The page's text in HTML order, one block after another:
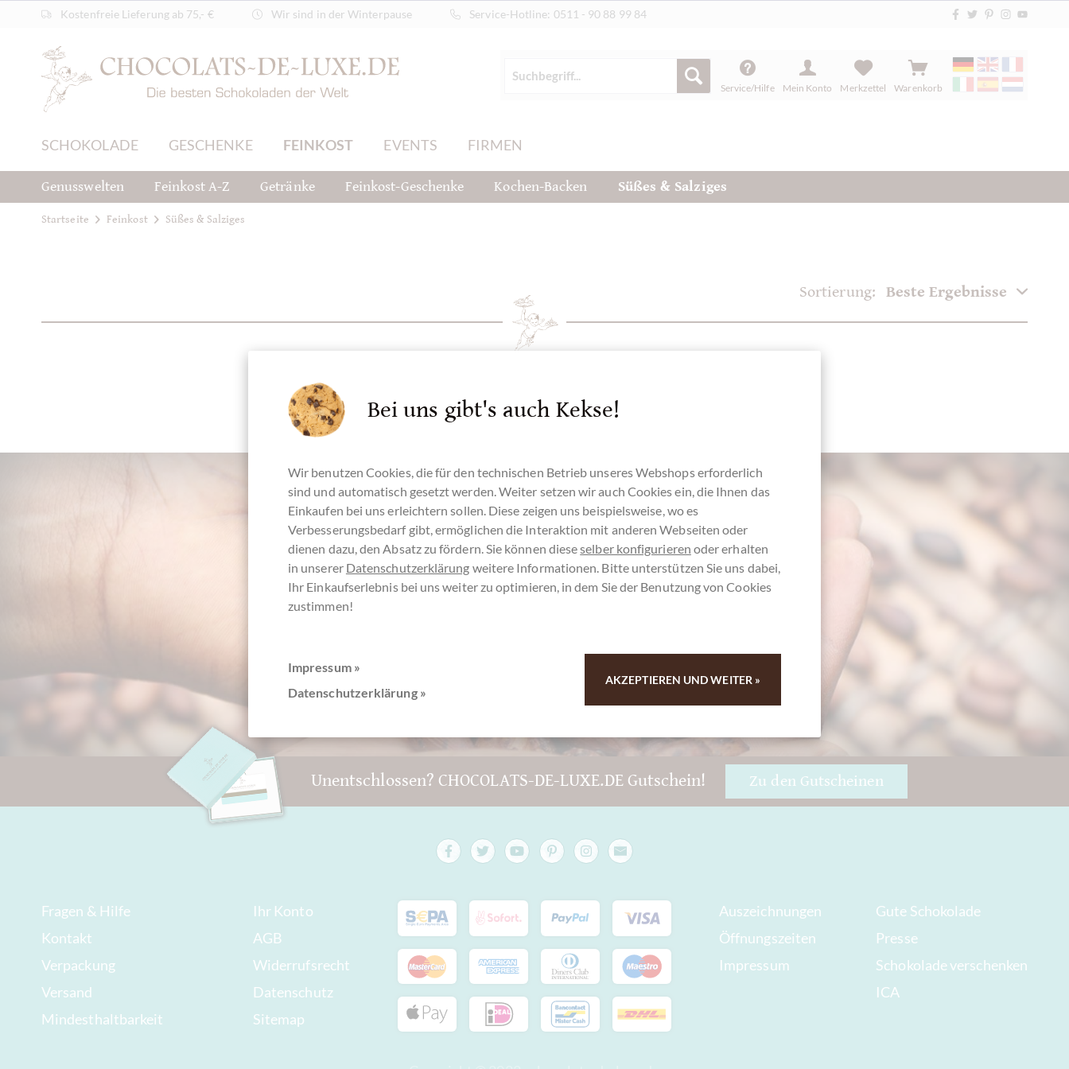
Kostenfreie Lieferung ab 75,- € Wir sind in der Winterpause Service-Hotline: 0511 - 90 88 99 84
Service/Hilfe Mein Konto Merkzettel Warenkorb
SCHOKOLADE GESCHENKE FEINKOST EVENTS FIRMEN
Genusswelten Feinkost A-Z Getränke Feinkost-Geschenke Kochen-Backen Süßes & Salziges
Startseite Feinkost Süßes & Salziges
Sortierung:
Kundenservice
0511 - 90 88 99 84
Unentschlossen? CHOCOLATS-DE-LUXE.DE Gutschein! Zu den Gutscheinen
Fragen & Hilfe
Kontakt
Verpackung
Versand
Mindesthaltbarkeit
Ihr Konto
AGB
Widerrufsrecht
Datenschutz
Sitemap
Auszeichnungen
Öffnungszeiten
Impressum
Gute Schokolade
Presse
Schokolade verschenken
ICA
Bei uns gibt's auch Kekse!
Wir benutzen Cookies, die für den technischen Betrieb unseres Webshops erforderlich
sind und automatisch gesetzt werden. Weiter setzen wir auch Cookies ein, die Ihnen das
Einkaufen bei uns erleichtern sollen. Diese zeigen uns beispielsweise, wo es
Verbesserungsbedarf gibt, ermöglichen die Interaktion mit anderen Webseiten oder
dienen dazu, den Absatz zu fördern. Sie können dieseselber konfigurieren oder erhalten
in unserer Datenschutzerklärung weitere Informationen. Bitte unterstützen Sie uns dabei,
Ihr Einkaufserlebnis bei uns weiter zu optimieren, in dem Sie der Benutzung von Cookies
zustimmen!
Impressum »
Datenschutzerklärung »
AKZEPTIEREN UND WEITER »